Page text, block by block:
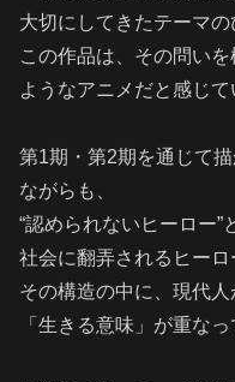
大切にしてきたテーマの
この作品は、その問い
ようなアニメだと感じて
第1期・第2期を通じて
ながらも、
“認められないヒーロー
社会に翻弄されるヒーロ
その構造の中に、現代人
「生きる意味」が重なっ